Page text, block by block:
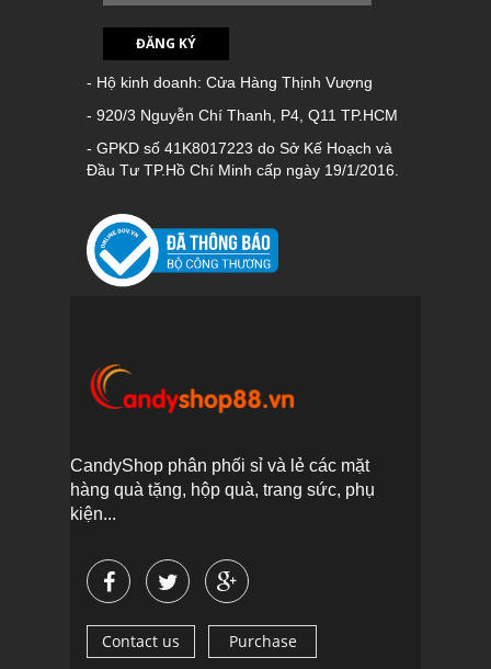
ĐĂNG KÝ
- Hộ kinh doanh: Cửa Hàng Thịnh Vượng
- 920/3 Nguyễn Chí Thanh, P4, Q11 TP.HCM
- GPKD số 41K8017223 do Sở Kế Hoạch và
Đầu Tư TP.Hồ Chí Minh cấp ngày 19/1/2016.
CandyShop phân phối sỉ và lẻ các mặt
hàng quà tặng, hộp quà, trang sức, phụ
kiện...
Contact us Purchase